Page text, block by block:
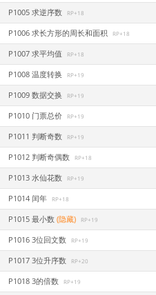
P1005 求逆序数 RP+18
P1006 求长方形的周长和面积 RP+18
P1007 求平均值 RP+18
P1008 温度转换 RP+19
P1009 数据交换 RP+19
P1010 门票总价 RP+19
P1011 判断奇数 RP+19
P1012 判断奇偶数 RP+18
P1013 水仙花数 RP+19
P1014 闰年 RP+18
P1015 最小数(隐藏) RP+19
P1016 3位回文数 RP+19
P1017 3位升序数 RP+20
P1018 3的倍数 RP+19